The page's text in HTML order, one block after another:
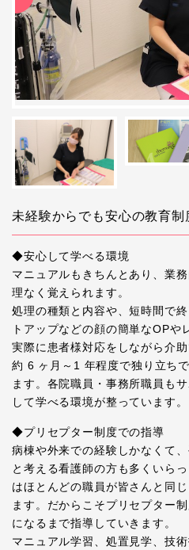
未経験からでも安心の教育制
◆安心して学べる環境
マニュアルもきちんとあり、業
理なく覚えられます。
処理の種類と内容や、短時間で
トアップなどの顔の簡単なOPや
実際に患者様対応をしながら介
約 6 ヶ月～1 年程度で独り立ち
ます。各院職員・事務所職員も
して学べる環境が整っています。
◆プリセプター制度での指導
病棟や外来での経験しかなくて
と考える看護師の方も多くいら
はほとんどの職員が皆さんと同
ます。だからこそプリセプター
になるまで指導していきます。
マニュアル学習、処置見学、技